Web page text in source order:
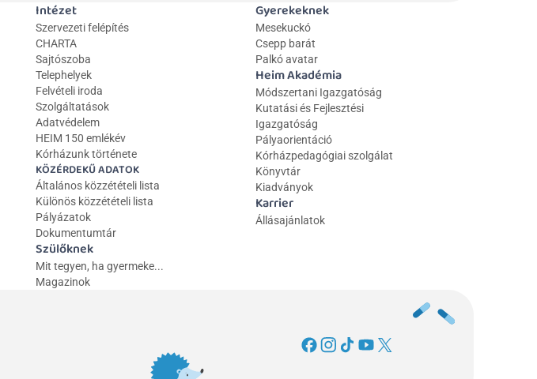
Intézet
Szervezeti felépítés
CHARTA
Sajtószoba
Telephelyek
Felvételi iroda
Szolgáltatások
Adatvédelem
HEIM 150 emlékév
Kórházunk története
KÖZÉRDEKŰ ADATOK
Általános közzétételi lista
Különös közzétételi lista
Pályázatok
Dokumentumtár
Szülőknek
Mit tegyen, ha gyermeke...
Magazinok
Gyerekeknek
Mesekuckó
Csepp barát
Palkó avatar
Heim Akadémia
Módszertani Igazgatóság
Kutatási és Fejlesztési
Igazgatóság
Pályaorientáció
Kórházpedagógiai szolgálat
Könyvtár
Kiadványok
Karrier
Állásajánlatok